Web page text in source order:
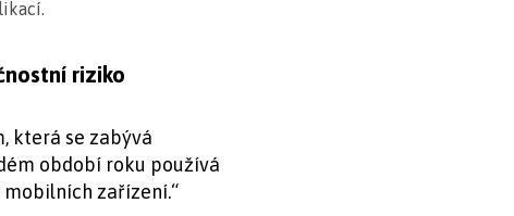
riziko
která se zabývá
období roku používá
zařízení.“